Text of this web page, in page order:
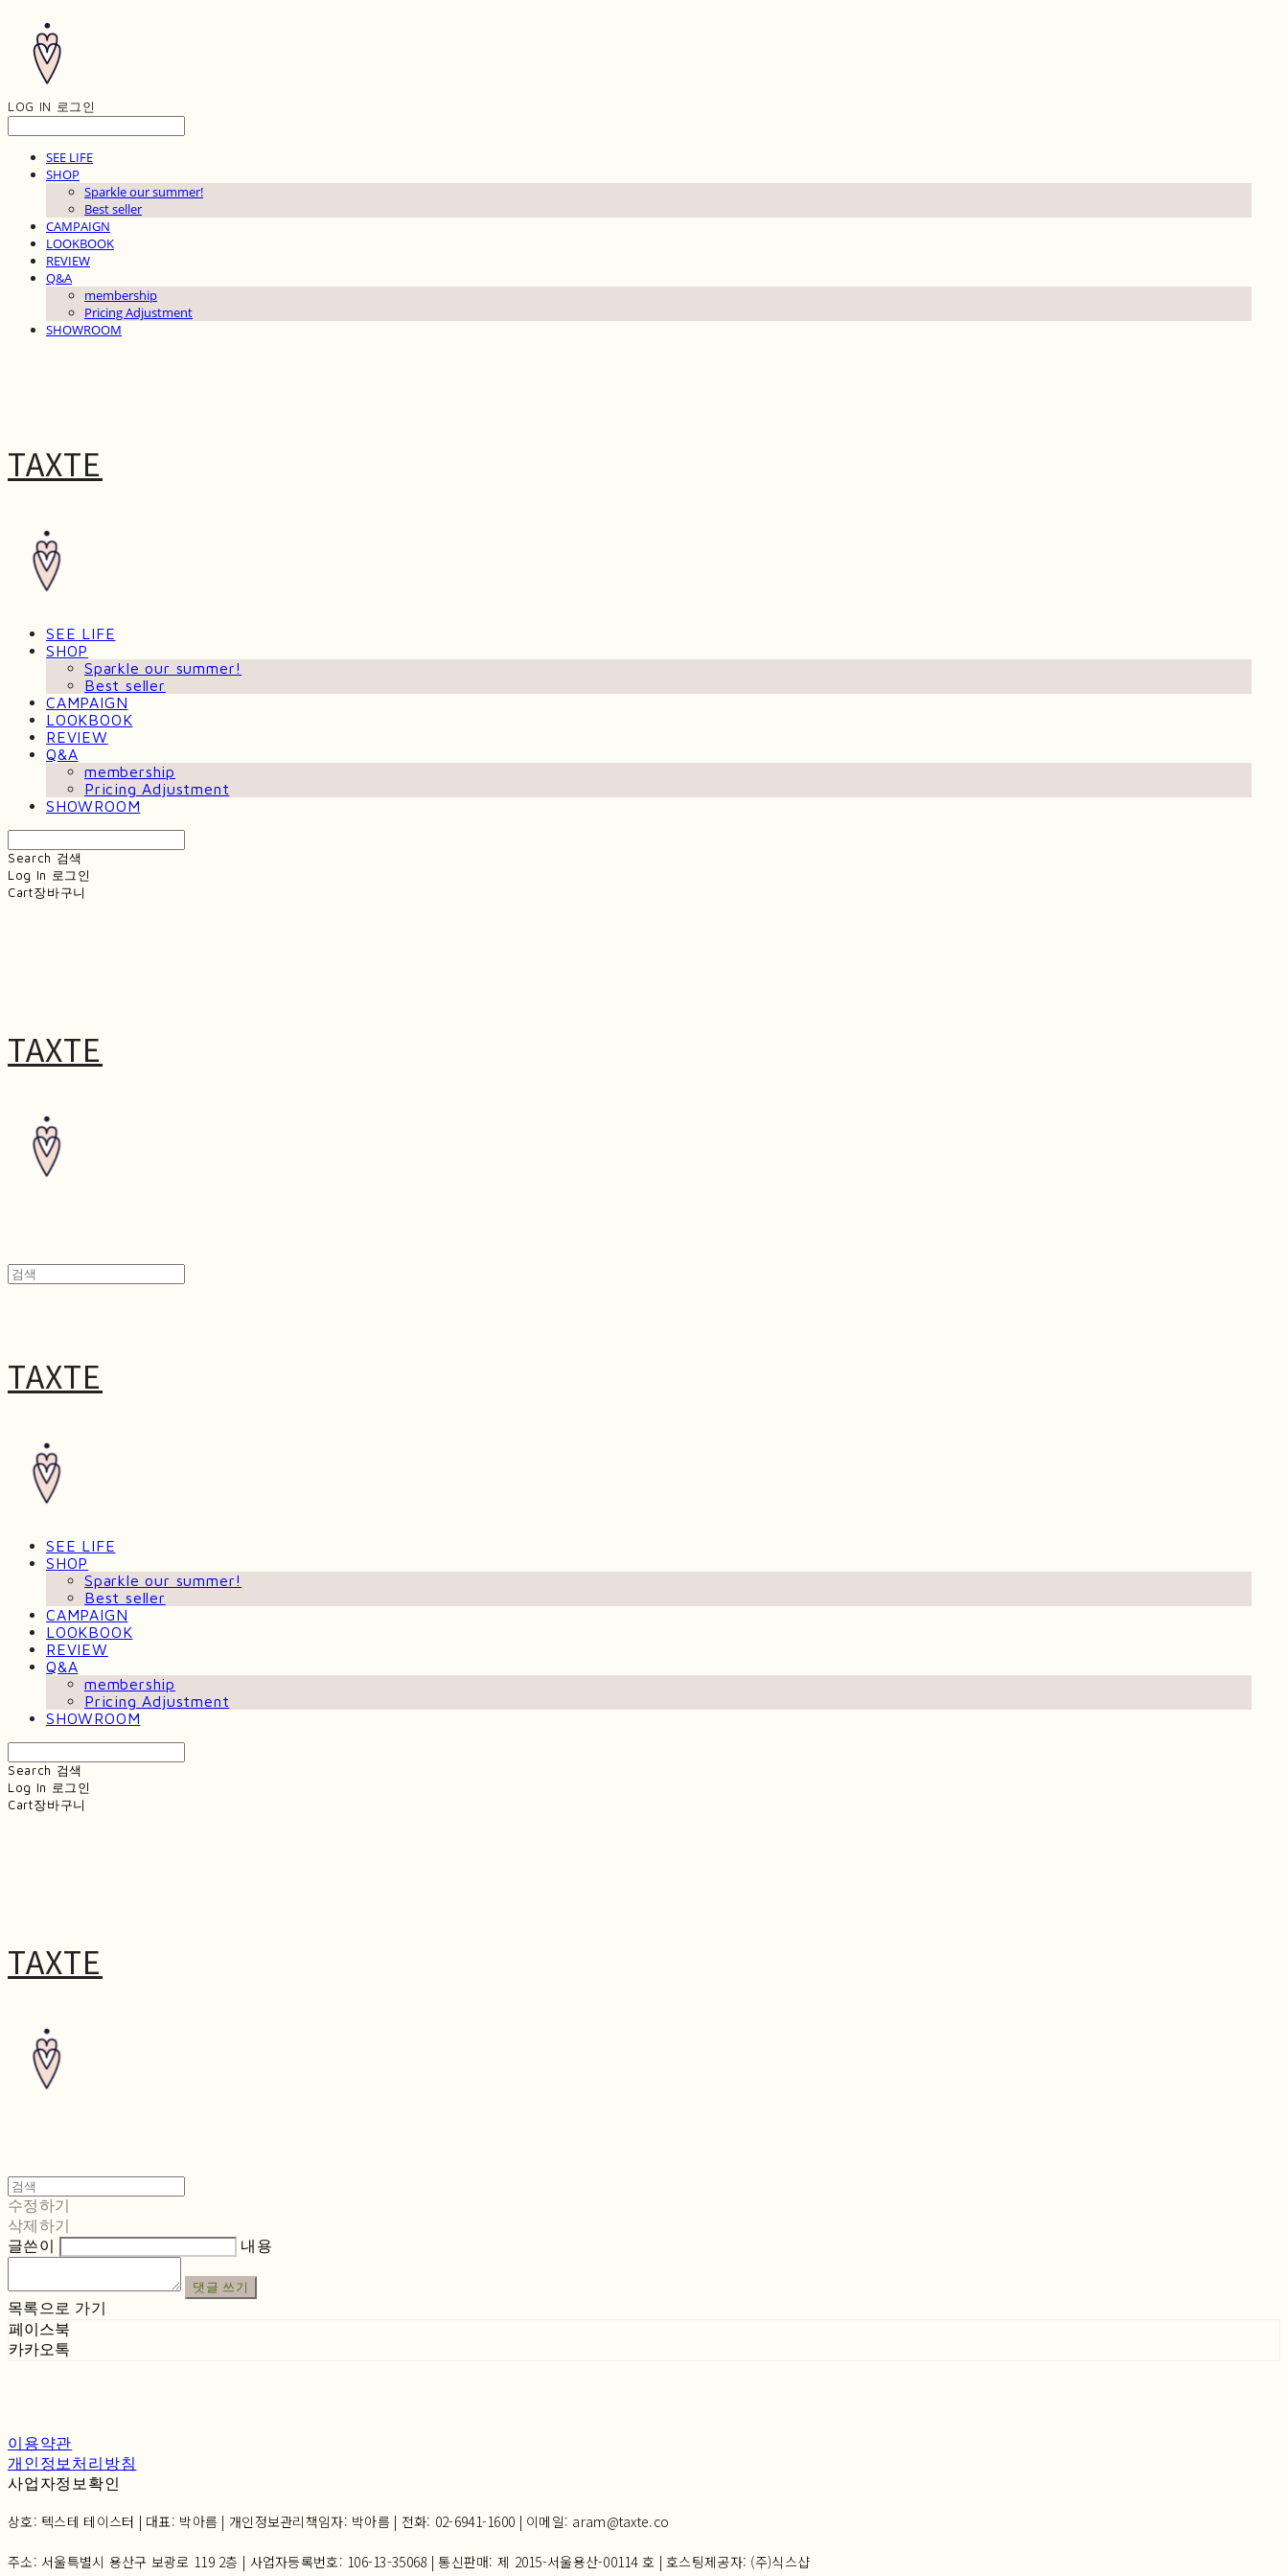
LOG IN 로그인
SEE LIFE
SHOP
Sparkle our summer!
Best seller
CAMPAIGN
LOOKBOOK
REVIEW
Q&A
membership
Pricing Adjustment
SHOWROOM
TAXTE
SEE LIFE
SHOP
Sparkle our summer!
Best seller
CAMPAIGN
LOOKBOOK
REVIEW
Q&A
membership
Pricing Adjustment
SHOWROOM
Search 검색
Log In 로그인
Cart장바구니
TAXTE
TAXTE
SEE LIFE
SHOP
Sparkle our summer!
Best seller
CAMPAIGN
LOOKBOOK
REVIEW
Q&A
membership
Pricing Adjustment
SHOWROOM
Search 검색
Log In 로그인
Cart장바구니
TAXTE
수정하기
삭제하기
글쓴이
내용
댓글 쓰기
목록으로 가기
페이스북
카카오톡
이용약관
개인정보처리방침
사업자정보확인
상호: 텍스테 테이스터 | 대표: 박아름 | 개인정보관리책임자: 박아름 | 전화: 02-6941-1600 | 이메일: aram@taxte.co
주소: 서울특별시 용산구 보광로 119 2층 | 사업자등록번호: 106-13-35068 | 통신판매: 제 2015-서울용산-00114 호 | 호스팅제공자: (주)식스샵